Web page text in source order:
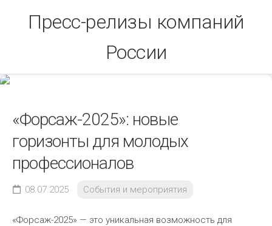
Пресс-релизы компаний
России
«Форсаж-2025»: новые
горизонты для молодых
профессионалов
08.07.2025 События и мероприятия
«Форсаж-2025» — это уникальная возможность для